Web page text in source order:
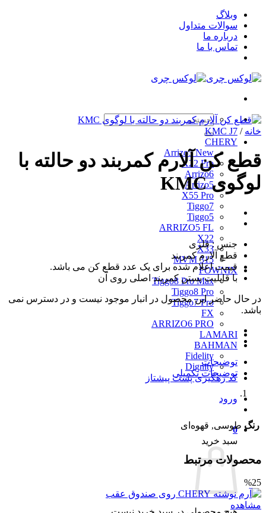
Skip
content
وبلاگ
سوالات متداول
درباره ما
تماس با ما
جستجو
برای:
CHERY
Arrizo5 New
X22 Pro
Arrizo6
Arrizo5
X55 Pro
Tiggo7
Tiggo5
ARRIZO5 FL
X22
X33
MVM 315
FOWNIX
Tiggo8 Pro Max
Tiggo8 Pro
Tiggo7 Pro
FX
ARRIZO6 PRO
LAMARI
BAHMAN
Fidelity
Dignity
کد رهگیری پست پیشتاز
ورود
0
سبد خرید
خانه /
KMC J7
قطع کن آلارم کمربند دو حالته با
لوگوی KMC
جنس : فلزی
قطع آلارم کمربند
قیمت اعلام شده برای یک عدد قطع کن می باشد.
با قابلیت بستن کمربند اصلی روی آن
در حال حاضر این محصول در انبار موجود نیست و در دسترس نمی
باشد.
توضیحات
توضیحات تکمیلی
رنگ طوسی, قهوه‌ای
محصولات مرتبط
%25
مشاهده